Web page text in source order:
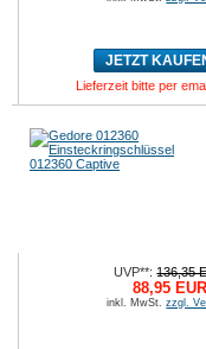
JETZT
Lieferzeit bitte per
UVP**:136,35
88,95 EUR
inkl. MwSt.zzgl.